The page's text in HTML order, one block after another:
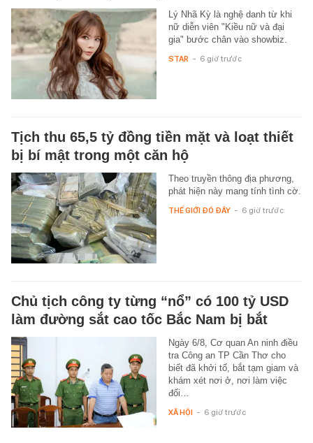
Lý Nhã Kỳ là nghệ danh từ khi
nữ diễn viên "Kiều nữ và đại
gia" bước chân vào showbiz.
STAR - 6 giờ trước
Tịch thu 65,5 tỷ đồng tiền mặt và loạt thiết
bị bí mật trong một căn hộ
Theo truyền thông địa phương,
phát hiện này mang tính tình cờ.
THẾ GIỚI ĐÓ ĐÂY - 6 giờ trước
Chủ tịch công ty từng “nổ” có 100 tỷ USD
làm đường sắt cao tốc Bắc Nam bị bắt
Ngày 6/8, Cơ quan An ninh điều
tra Công an TP Cần Thơ cho
biết đã khởi tố, bắt tạm giam và
khám xét nơi ở, nơi làm việc
đối…
XÃ HỘI - 6 giờ trước